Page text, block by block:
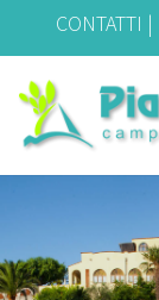
CONTATTI |